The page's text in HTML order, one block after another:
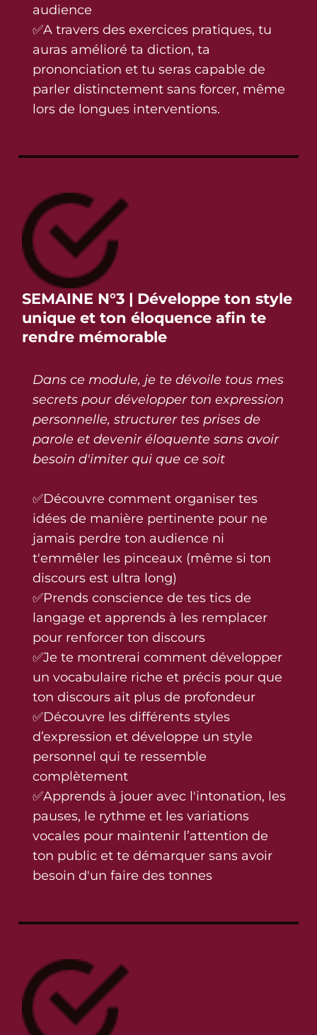
audience
✅A travers des exercices pratiques, tu
auras amélioré ta diction, ta
prononciation et tu seras capable de
parler distinctement sans forcer, même
lors de longues interventions.
SEMAINE N°3 | Développe ton style
unique et ton éloquence afin te
rendre mémorable
Dans ce module, je te dévoile tous mes
secrets pour développer ton expression
personnelle, structurer tes prises de
parole et devenir éloquente sans avoir
besoin d'imiter qui que ce soit
✅Découvre comment organiser tes
idées de manière pertinente pour ne
jamais perdre ton audience ni
t'emmêler les pinceaux (même si ton
discours est ultra long)
✅Prends conscience de tes tics de
langage et apprends à les remplacer
pour renforcer ton discours
✅Je te montrerai comment développer
un vocabulaire riche et précis pour que
ton discours ait plus de profondeur
✅Découvre les différents styles
d’expression et développe un style
personnel qui te ressemble
complètement
✅Apprends à jouer avec l'intonation, les
pauses, le rythme et les variations
vocales pour maintenir l’attention de
ton public et te démarquer sans avoir
besoin d'un faire des tonnes